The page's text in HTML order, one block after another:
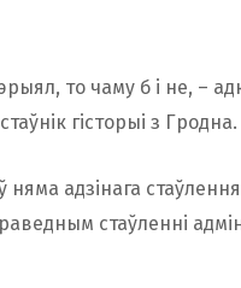
то чаму б і не, –
гісторыі з
няма адзінага
стаўленні